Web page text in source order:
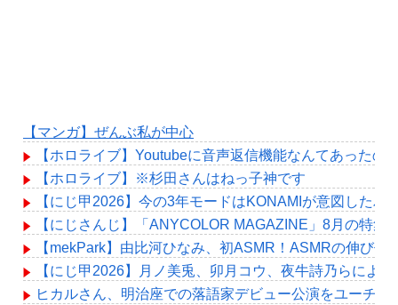
【マンガ】ぜんぶ私が中心
【ホロライブ】Youtubeに音声返信機能なんてあったの
【ホロライブ】※杉田さんはねっ子神です
【にじ甲2026】今の3年モードはKONAMIが意図したバ
【にじさんじ】「ANYCOLOR MAGAZINE」8月の特
【mekPark】由比河ひなみ、初ASMR！ASMRの伸び代
【にじ甲2026】月ノ美兎、卯月コウ、夜牛詩乃らによ
ヒカルさん、明治座での落語家デビュー公演をユーチ